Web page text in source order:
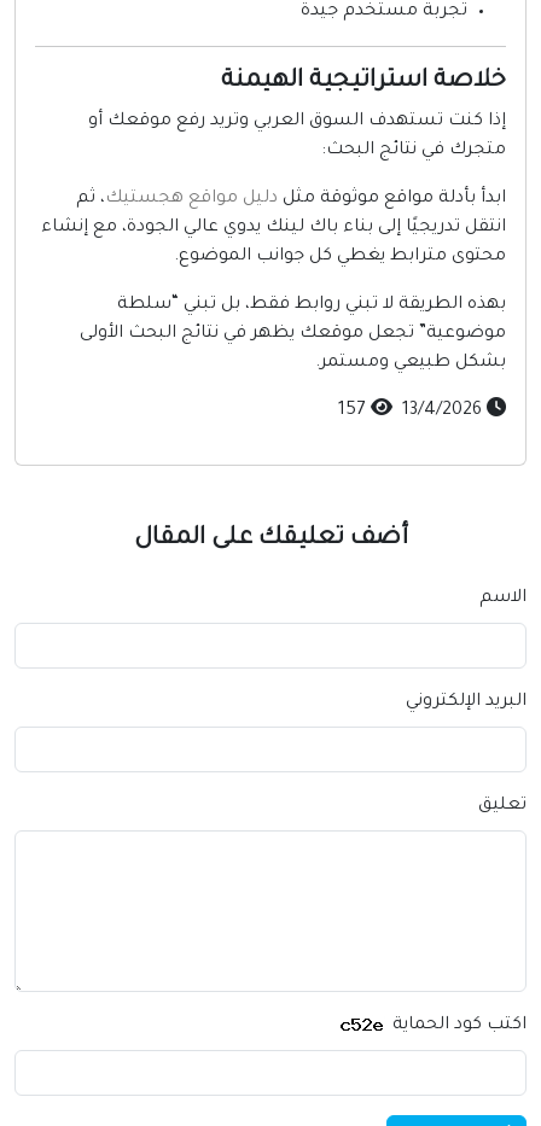
تجربة مستخدم جيدة
استراتيجية الهيمنة
كنت تستهدف السوق العربي وتريد رفع موقعك أو
في نتائج البحث:
بأدلة مواقع موثوقة مثل دليل مواقع هجستيك، ثم
تدريجيًا إلى بناء باك لينك يدوي عالي الجودة، مع إنشاء
مترابط يغطي كل جوانب الموضوع.
الطريقة لا تبني روابط فقط، بل تبني “سلطة
تجعل موقعك يظهر في نتائج البحث الأولى
طبيعي ومستمر.
157
أضف تعليقك على المقال
الإلكتروني
كود الحماية